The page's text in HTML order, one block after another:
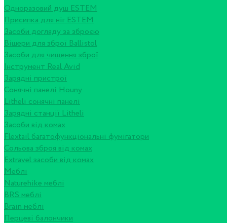
Одноразовий душ ESTEM
Присипка для ніг ESTEM
Засоби догляду за зброєю
Вішери для зброї Ballistol
Засоби для чищення зброї
Інструмент Real Avid
Зарядні пристрої
Сонячні панелі Houny
Litheli сонячні панелі
Зарядні станції Litheli
Засоби від комах
Flextail багатофункціональні фумігатори
Сольова зброя від комах
Extravel засоби від комах
Меблі
Naturehike меблі
BRS меблі
Brain меблі
Перцеві балончики